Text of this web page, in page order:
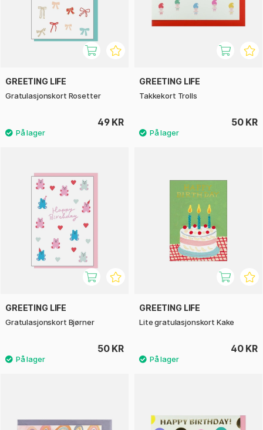
GREETING LIFE
Gratulasjonskort Rosetter
49 KR
GREETING LIFE
Takkekort Trolls
50 KR
GREETING LIFE
Gratulasjonskort Bjørner
50 KR
GREETING LIFE
Lite gratulasjonskort Kake
40 KR